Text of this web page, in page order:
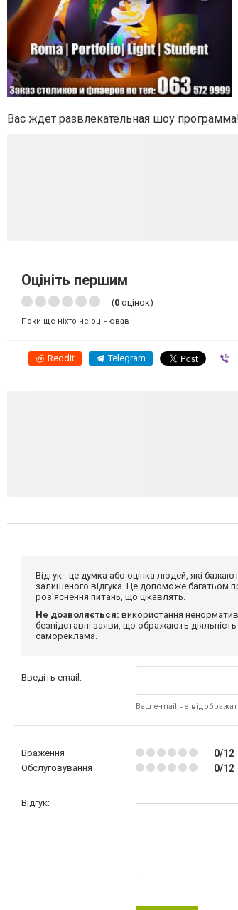
Вас ждет развлекательная шоу
Оцініть першим
(0 оцінок)
Поки ще ніхто не оцінював
Reddit Telegram
Відгук - це думка або оцінка людей, які
залишеного відгука. Це допоможе багатьом
роз'яснення питань, що цікавлять.
Не дозволяється: використання
безпідставні заяви, що ображають
самореклама.
Введіть email:
Ваш e-mail не
Враження 0/12
Обслуговування 0/12
Відгук: